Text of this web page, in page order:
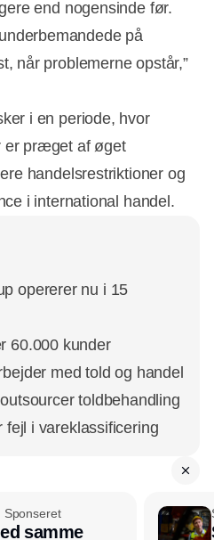
end nogensinde før.
på
når problemerne opstår,”
i en periode, hvor
er præget af øget
handelsrestriktioner og
i international handel.
opererer nu i 15
60.000 kunder
med told og handel
toldbehandling
fejl i vareklassificering
Sponseret
samme